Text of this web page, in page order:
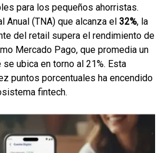
para los pequeños ahorristas.
Anual (TNA) que alcanza el 32%, la
del retail supera el rendimiento de
Mercado Pago, que promedia un
se ubica en torno al 21%. Esta
puntos porcentuales ha encendido
fintech.